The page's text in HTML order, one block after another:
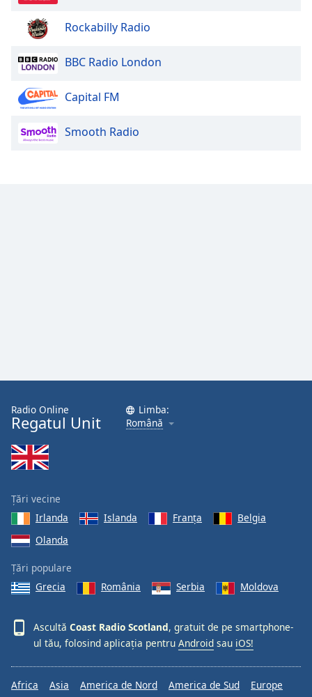
Color
Opacity
Caption
Family
Reset
Done
Modal
Dialog
End
window.
Rockabilly Radio
BBC Radio London
Capital FM
Smooth Radio
Radio Online
Regatul Unit
Limba:
Română
Țări vecine
Irlanda
Islanda Franţa
Belgia
Olanda
Țări populare
Grecia
România Serbia Moldova
Ascultă Coast Radio Scotland, gratuit de pe smartphone-
ul tău, folosind aplicația pentru Android sau iOS!
Africa Asia America de Nord America de Sud
Europe